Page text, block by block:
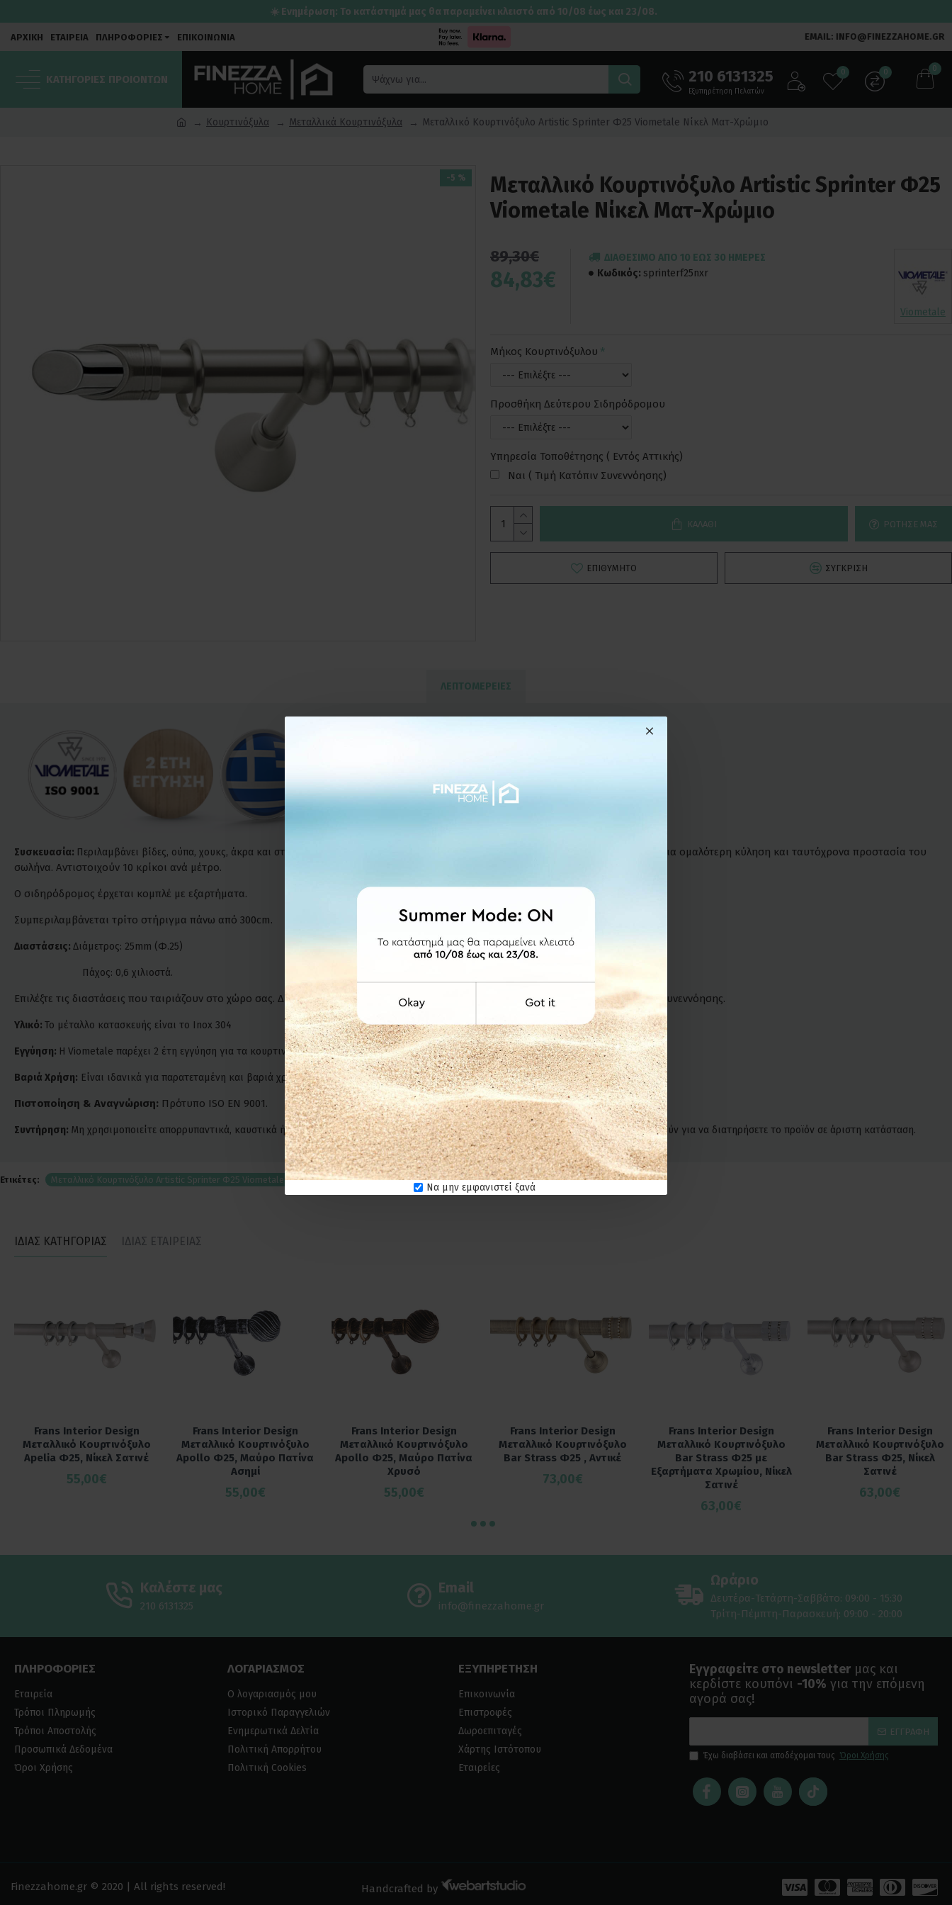
Να μην εμφανιστεί ξανά
☀️ Ενημέρωση: Το κατάστημά μας θα παραμείνει κλειστό από 10/08 έως και 23/08.
ΑΡΧΙΚΗ ΕΤΑΙΡΕΙΑ ΠΛΗΡΟΦΟΡΙΕΣ ΕΠΙΚΟΙΝΩΝΙΑ EMAIL: INFO@FINEZZAHOME.GR
ΚΑΤΗΓΟΡΙΕΣ ΠΡΟΙΟΝΤΩΝ 210 6131325
Εξυπηρέτηση Πελατών
0 0 0
Κουρτινόξυλα Μεταλλικά Κουρτινόξυλα Μεταλλικό Κουρτινόξυλο Artistic Sprinter Φ25 Viometale Νίκελ Ματ-Χρώμιο
-5 %
Μεταλλικό Κουρτινόξυλο Artistic Sprinter Φ25
Viometale Νίκελ Ματ-Χρώμιο
84,83€
89,30€
ΔΙΑΘΈΣΙΜΟ ΑΠΌ 10 ΈΩΣ 30 ΗΜΈΡΕΣ
Κωδικός: sprinterf25nxr
Viometale
Μήκος Κουρτινόξυλου
Προσθήκη Δεύτερου Σιδηρόδρομου
Υπηρεσία Τοποθέτησης ( Εντός Αττικής)
Ναι ( Τιμή Κατόπιν Συνεννόησης)
ΚΑΛΆΘΙ ΡΏΤΗΣΕ ΜΑΣ
ΕΠΙΘΥΜΗΤΌ ΣΎΓΚΡΙΣΗ
ΛΕΠΤΟΜΕΡΕΙΕΣ
Συσκευασία: Περιλαμβάνει βίδες, ούπα, χουκς, άκρα και στηρίγματα νίκελ ματ και
στρογγυλούς κρίκους νίκελ ματ με πλαστική επένδυση για ομαλότερη κύληση και ταυτόχρονα προστασία του
σωλήνα. Αντιστοιχούν 10 κρίκοι ανά μέτρο.
Ο σιδηρόδρομος έρχεται κομπλέ με εξαρτήματα.
Συμπεριλαμβάνεται τρίτο στήριγμα πάνω από 300cm.
Διαστάσεις: Διάμετρος: 25mm (Φ.25)
Πάχος: 0,6 χιλιοστά.
Επιλέξτε τις διαστάσεις που ταιριάζουν στο χώρο σας. Δυνατότητα κατασκευής στις διαστάσεις που επιθυμείτε κατόπιν τηλεφωνικής συνεννόησης.
Υλικό: Το μέταλλο κατασκευής είναι το Inox 304
Εγγύηση: Η Viometale παρέχει 2 έτη εγγύηση για τα κουρτινόξυλά της.
Βαριά Χρήση: Είναι ιδανικά για παρατεταμένη και βαριά χρήση. Ενδύκνυνται για επαγγελματικούς χώρους γι' αυτόν ακριβώς το λόγο.
Πιστοποίηση & Αναγνώριση: Πρότυπο ISO EN 9001.
Συντήρηση: Μη χρησιμοποιείτε απορρυπαντικά, καυστικά ή χλωριούχα υγρά για τον καθαρισμό των προϊόντων. Στεγνό πανί ή σκέτο νερό, αρκούν για να διατηρήσετε το προϊόν σε άριστη κατάσταση.
Ετικέτες: Μεταλλικό Κουρτινόξυλο Artistic Sprinter Φ25 Viometale Νίκελ Ματ-Χρώμιο sprinterf25nxr Φ25
ΙΔΙΑΣ ΚΑΤΗΓΟΡΙΑΣ ΙΔΙΑΣ ΕΤΑΙΡΕΙΑΣ
Frans Interior Design
Μεταλλικό Κουρτινόξυλο
Apelia Φ25, Νίκελ Σατινέ
55,00€
Frans Interior Design
Μεταλλικό Κουρτινόξυλο
Apollo Φ25, Μαύρο Πατίνα
Ασημί
55,00€
Frans Interior Design
Μεταλλικό Κουρτινόξυλο
Apollo Φ25, Μαύρο Πατίνα
Χρυσό
55,00€
Frans Interior Design
Μεταλλικό Κουρτινόξυλο
Bar Strass Φ25 , Αντικέ
73,00€
Frans Interior Design
Μεταλλικό Κουρτινόξυλο
Bar Strass Φ25 με
Εξαρτήματα Χρωμίου, Νίκελ
Σατινέ
63,00€
Frans Interior Design
Μεταλλικό Κουρτινόξυλο
Bar Strass Φ25, Νίκελ
Σατινέ
63,00€
Καλέστε μας
210 6131325
Email
info@finezzahome.gr
Ωράριο
Δευτέρα-Τετάρτη-Σαββάτο: 09:00 - 15:30
Τρίτη-Πέμπτη-Παρασκευή: 09:00 - 20:00
ΠΛΗΡΟΦΟΡΙΕΣ
Εταιρεία
Τρόποι Πληρωμής
Τρόποι Αποστολής
Προσωπικά Δεδομένα
Όροι Χρήσης
ΛΟΓΑΡΙΑΣΜΟΣ
Ο λογαριασμός μου
Ιστορικό Παραγγελιών
Ενημερωτικά Δελτία
Πολιτική Απορρήτου
Πολιτική Cookies
ΕΞΥΠΗΡΕΤΗΣΗ
Επικοινωνία
Επιστροφές
Δωροεπιταγές
Χάρτης Ιστότοπου
Εταιρείες
Εγγραφείτε στο newsletterμας και
κερδίστε κουπόνι -10% για την επόμενη
αγορά σας!
ΕΓΓΡΑΦΉ
Έχω διαβάσει και αποδέχομαι τους Όροι Χρήσης
Finezzahome.gr © 2020 | All rights reserved! Handcrafted by